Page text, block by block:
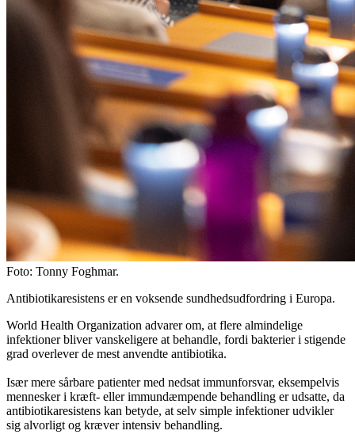
Foto: Tonny Foghmar.
Antibiotikaresistens er en voksende sundhedsudfordring i Europa.
World Health Organization advarer om, at flere almindelige
infektioner bliver vanskeligere at behandle, fordi bakterier i stigende
grad overlever de mest anvendte antibiotika.
Især mere sårbare patienter med nedsat immunforsvar, eksempelvis
mennesker i kræft- eller immundæmpende behandling er udsatte, da
antibiotikaresistens kan betyde, at selv simple infektioner udvikler
sig alvorligt og kræver intensiv behandling.